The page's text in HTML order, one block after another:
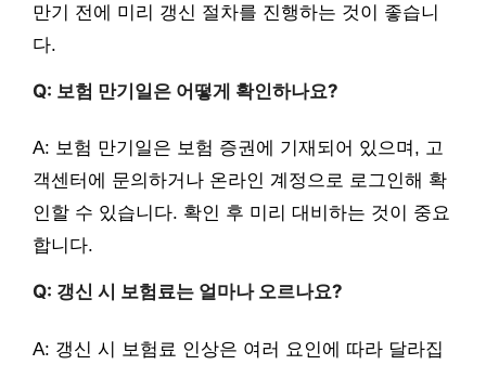
만기 전에 미리 갱신 절차를 진행하는 것이 좋습니
다.
Q: 보험 만기일은 어떻게 확인하나요?
A: 보험 만기일은 보험 증권에 기재되어 있으며, 고
객센터에 문의하거나 온라인 계정으로 로그인해 확
인할 수 있습니다. 확인 후 미리 대비하는 것이 중요
합니다.
Q: 갱신 시 보험료는 얼마나 오르나요?
A: 갱신 시 보험료 인상은 여러 요인에 따라 달라집